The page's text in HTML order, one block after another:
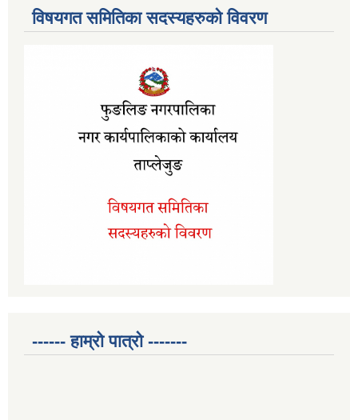
विषयगत समितिका सदस्यहरुको विवरण
------ हाम्रो पात्रो -------